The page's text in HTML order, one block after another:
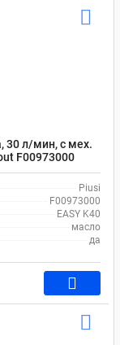
30 л/мин, с мех.
F00973000
Piusi
F00973000
EASY K40
масло
да